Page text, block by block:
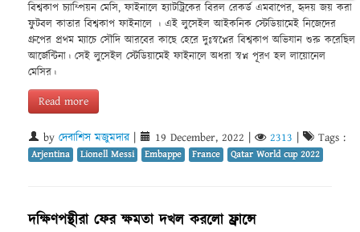
বিশ্বকাপ চ্যাম্পিয়ন মেসি, ফাইনালে হ্যাটট্রিকের বিরল রেকর্ড এমবাপের, হৃদয় জয় করা
ফুটবল কাতার বিশ্বকাপ ফাইনালে । এই লুসেইল আইকনিক স্টেডিয়ামেই নিজেদের
গ্রুপের প্রথম ম্যাচে সৌদি আরবের কাছে হেরে দুঃস্বপ্নের বিশ্বকাপ অভিযান শুরু করেছিল
আর্জেন্টিনা। সেই লুসেইল স্টেডিয়ামেই ফাইনালে অধরা স্বপ্ন পূরণ হল লায়োনেল
মেসির।
Read more
by দেবাশিস মজুমদার| 19 December, 2022 2313 Tags :
Arjentina Lionell Messi Embappe France Qatar World cup 2022
দক্ষিণপন্থীরা ফের ক্ষমতা দখল করলো ফ্রান্সে